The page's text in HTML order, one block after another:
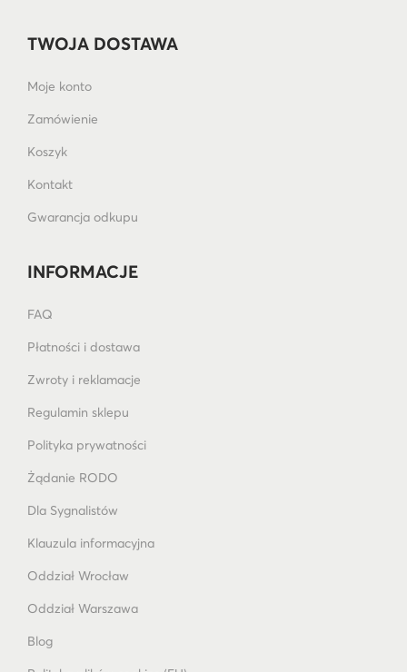
TWOJA DOSTAWA
Moje konto
Zamówienie
Koszyk
Kontakt
Gwarancja odkupu
INFORMACJE
FAQ
Płatności i dostawa
Zwroty i reklamacje
Regulamin sklepu
Polityka prywatności
Żądanie RODO
Dla Sygnalistów
Klauzula informacyjna
Oddział Wrocław
Oddział Warszawa
Blog